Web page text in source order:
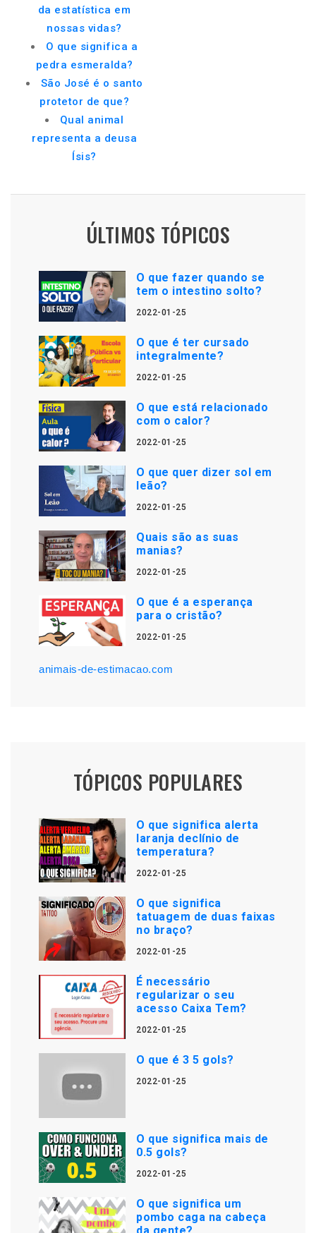
da estatística em
nossas vidas?
O que significa a
pedra esmeralda?
São José é o santo
protetor de que?
Qual animal
representa a deusa
Ísis?
ÚLTIMOS TÓPICOS
O que fazer quando se
tem o intestino solto?
2022-01-25
O que é ter cursado
integralmente?
2022-01-25
O que está relacionado
com o calor?
2022-01-25
O que quer dizer sol em
leão?
2022-01-25
Quais são as suas
manias?
2022-01-25
O que é a esperança
para o cristão?
2022-01-25
animais-de-estimacao.com
TÓPICOS POPULARES
O que significa alerta
laranja declínio de
temperatura?
2022-01-25
O que significa
tatuagem de duas faixas
no braço?
2022-01-25
É necessário
regularizar o seu
acesso Caixa Tem?
2022-01-25
O que é 3 5 gols?
2022-01-25
O que significa mais de
0.5 gols?
2022-01-25
O que significa um
pombo caga na cabeça